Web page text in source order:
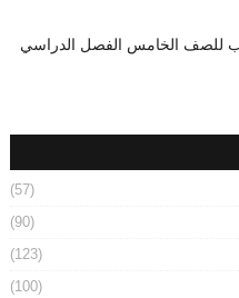
للصف الخامس الفصل الدراسي
(57)
(90)
(123)
(100)